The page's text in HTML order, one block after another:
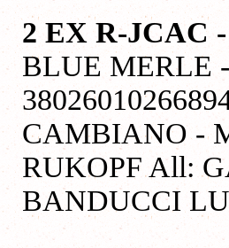
2 EX R-JCAC
BLUE MERLE
CAMBIANO -
RUKOPF All:
BANDUCCI